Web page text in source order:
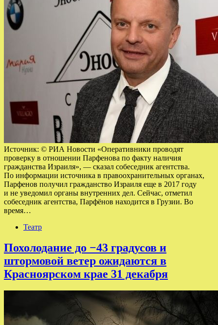
Источник: © РИА Новости «Оперативники проводят
проверку в отношении Парфенова по факту наличия
гражданства Израиля», — сказал собеседник агентства.
По информации источника в правоохранительных органах,
Парфенов получил гражданство Израиля еще в 2017 году
и не уведомил органы внутренних дел. Сейчас, отметил
собеседник агентства, Парфёнов находится в Грузии. Во
время…
Театр
Похолодание до −43 градусов и
штормовой ветер ожидаются в
Красноярском крае 31 декабря